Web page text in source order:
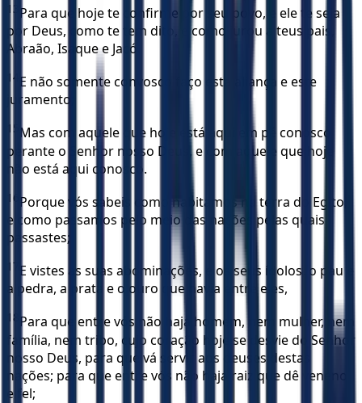
13 Para que hoje te confirme por seu povo, e ele te seja
por Deus, como te tem dito, e como jurou a teus pais,
Abraão, Isaque e Jacó.
14 E não somente convosco faço esta aliança e este
juramento;
15 Mas com aquele que hoje está aqui em pé conosco
perante o Senhor nosso Deus, e com aquele que hoje
não está aqui conosco.
16 Porque vós sabeis como habitamos na terra do Egito,
e como passamos pelo meio das nações pelas quais
passastes;
17 E vistes as suas abominações, e os seus ídolos, o pau e
a pedra, a prata e o ouro que havia entre eles,
18 Para que entre vós não haja homem, nem mulher, nem
família, nem tribo, cujo coração hoje se desvie do Senhor
nosso Deus, para que vá servir aos deuses destas
nações; para que entre vós não haja raiz que dê veneno
e fel;